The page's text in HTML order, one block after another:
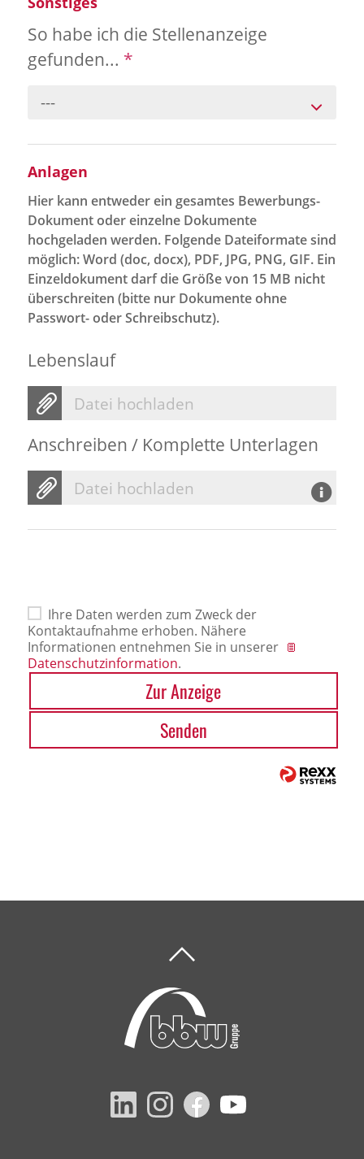
So habe ich die Stellenanzeige
gefunden... *
---
Anlagen
Hier kann entweder ein gesamtes Bewerbungs-
Dokument oder einzelne Dokumente
hochgeladen werden. Folgende Dateiformate sind
möglich: Word (doc, docx), PDF, JPG, PNG, GIF. Ein
Einzeldokument darf die Größe von 15 MB nicht
überschreiten (bitte nur Dokumente ohne
Passwort- oder Schreibschutz).
Lebenslauf
Datei hochladen
Anschreiben / Komplette Unterlagen
Datei hochladen
Ihre Daten werden zum Zweck der
Kontaktaufnahme erhoben. Nähere
Informationen entnehmen Sie in unserer
Datenschutzinformation.
Zur Anzeige
Senden